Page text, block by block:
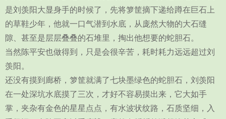
是刘羡阳大显身手的时候了，先将箩筐摘下递给蹲在巨石上
的草鞋少年，他就一口气潜到水底，从庞然大物的大石缝
隙、甚至是层层叠叠的石堆里，掏出他想要的蛇胆石。
当然陈平安也做得到，只是会很辛苦，耗时耗力远远超过刘
羡阳。
还没有摸到廊桥，箩筐就满了七块墨绿色的蛇胆石，刘羡阳
在一处深坑水底摸了三次，才好不容易摸出来，它大如手
掌，夹杂有金色的星星点点，有水波状纹路，石质坚细，入